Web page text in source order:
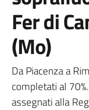
Argomenti
Campagne
di
comunicazione
Fer di
(Mo)
Da Piacenza a
completati al
assegnati alla